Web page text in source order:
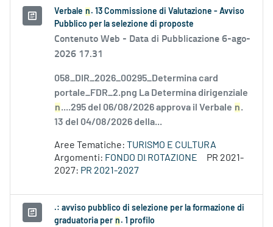
Verbale n . 13 Commissione di Valutazione - Avviso
Pubblico per la selezione di proposte
Contenuto Web - Data di Pubblicazione 6-ago-
2026 17.31
058_DIR_2026_00295_Determina card
portale_FDR_2.png La Determina dirigenziale
n....295 del 06/08/2026 approva il Verbale n.
13 del 04/08/2026 della...
Aree Tematiche: TURISMO E CULTURA
Argomenti: FONDO DI ROTAZIONE
PR 2021-
2027: PR 2021-2027
.: avviso pubblico di selezione per la formazione di
graduatoria per n . 1 profilo